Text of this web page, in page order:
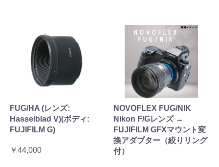
FUG/HA (レンズ:
Hasselblad V)(ボディ:
FUJIFILM G)
￥44,000
NOVOFLEX FUG/NIK
Nikon F/Gレンズ →
FUJIFILM GFXマウント変
換アダプター（絞りリング
付）